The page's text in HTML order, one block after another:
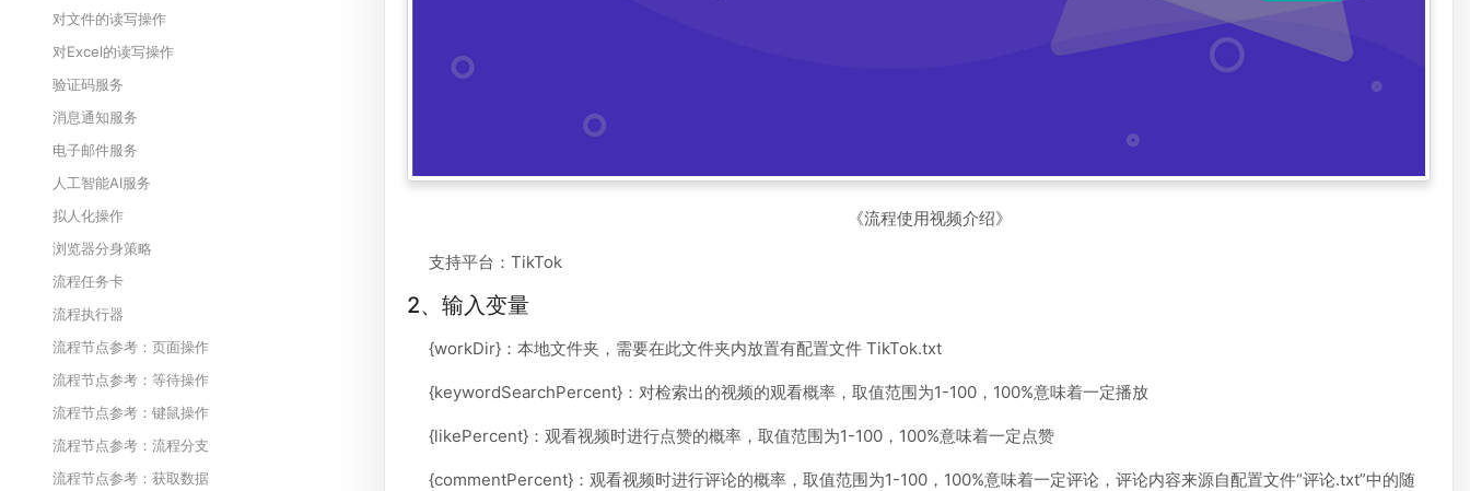
对文件的读写操作
对Excel的读写操作
验证码服务
消息通知服务
电子邮件服务
人工智能AI服务
拟人化操作
浏览器分身策略
流程任务卡
流程执行器
流程节点参考：页面操作
流程节点参考：等待操作
流程节点参考：键鼠操作
流程节点参考：流程分支
流程节点参考：获取数据
《流程使用视频介绍》
支持平台：TikTok
2、输入变量
{workDir}：本地文件夹，需要在此文件夹内放置有配置文件 TikTok.txt
{keywordSearchPercent}：对检索出的视频的观看概率，取值范围为1-100，100%意味着一定播放
{likePercent}：观看视频时进行点赞的概率，取值范围为1-100，100%意味着一定点赞
{commentPercent}：观看视频时进行评论的概率，取值范围为1-100，100%意味着一定评论，评论内容来源自配置文件“评论.txt”中的随